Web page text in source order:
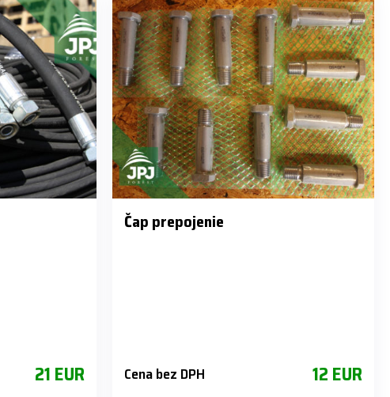
21 EUR
Čap prepojenie
Cena bez DPH 12 EUR